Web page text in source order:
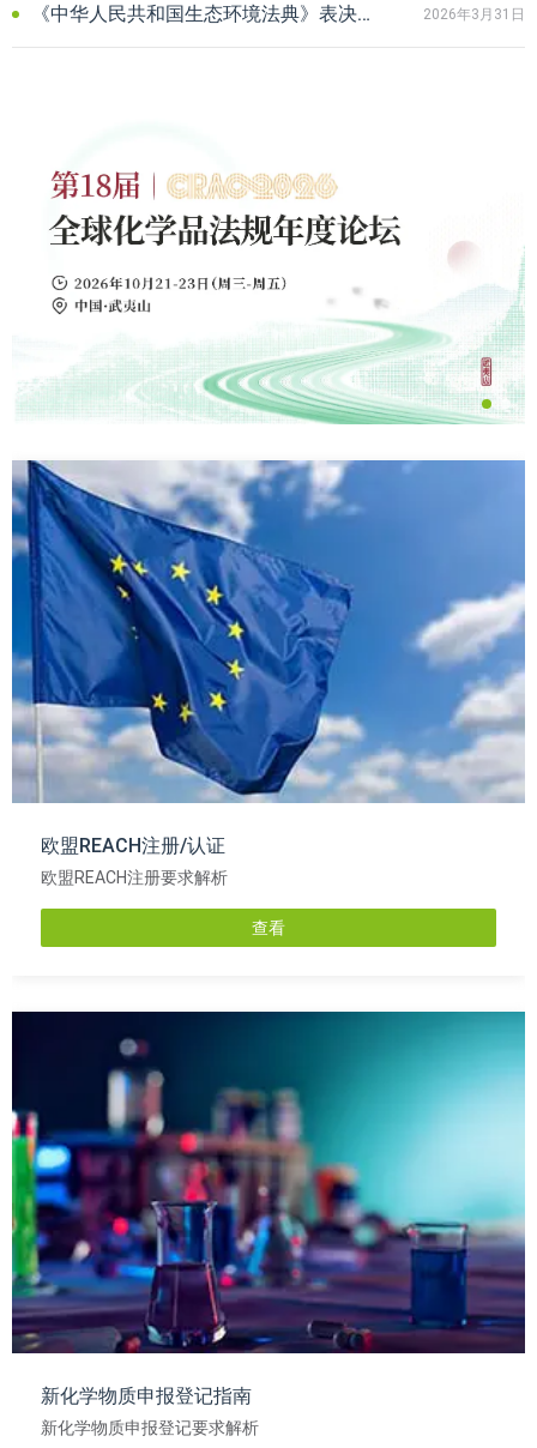
《中华人民共和国生态环境法典》表决通过：化学品企业最需关注什么？ 2026年3月31日
欧盟REACH注册/认证
欧盟REACH注册要求解析
查看
新化学物质申报登记指南
新化学物质申报登记要求解析